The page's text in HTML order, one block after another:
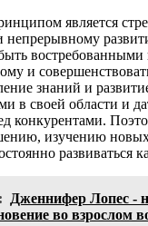
является
непрерывному
и
знаний и
в своей области и
конкурентами.
изучению
развиваться
Дженнифер Лопес -
во взрослом